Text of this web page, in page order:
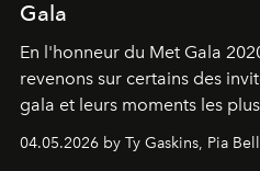
Gala
En l'honneur du Met Gala
revenons sur certains des
gala et leurs moments les
04.05.2026 by Ty Gaskins, Pia